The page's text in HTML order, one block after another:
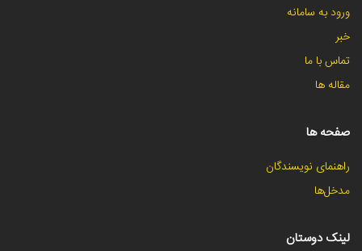
ورود به سامانه
خبر
تماس با ما
مقاله ها
صفحه ها
راهنمای نویسندگان
مدخل‌ها
لینک دوستان